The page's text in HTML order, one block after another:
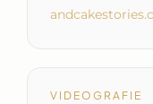
VIDEOGRAFIE